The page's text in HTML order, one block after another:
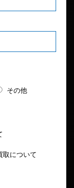
その他
取について